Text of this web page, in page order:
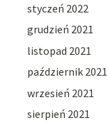
styczeń 2022
grudzień 2021
listopad 2021
październik 2021
wrzesień 2021
sierpień 2021